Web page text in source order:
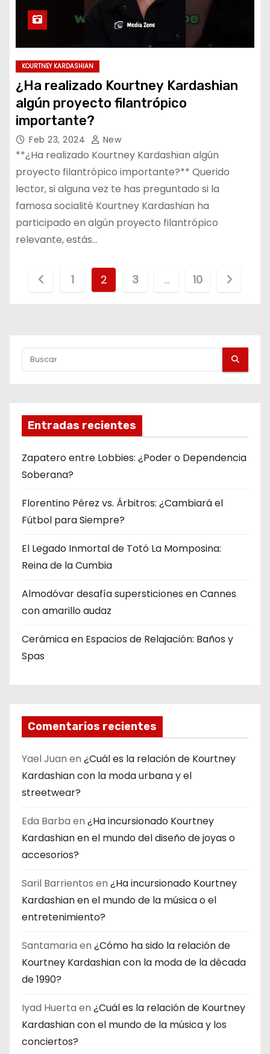
KOURTNEY KARDASHIAN
¿Ha realizado Kourtney Kardashian
algún proyecto filantrópico
importante?
Feb 23, 2024 New
**¿Ha realizado Kourtney Kardashian algún
proyecto filantrópico importante?** Querido
lector, si alguna vez te has preguntado si la
famosa socialité Kourtney Kardashian ha
participado en algún proyecto filantrópico
relevante, estás…
c
i
ó
n
e
e
n
t
r
d
a
s
1 2 3 … 10
Entradas recientes
Zapatero entre Lobbies: ¿Poder o Dependencia
Soberana?
Florentino Pérez vs. Árbitros: ¿Cambiará el
Fútbol para Siempre?
El Legado Inmortal de Totó La Momposina:
Reina de la Cumbia
Almodóvar desafía supersticiones en Cannes
con amarillo audaz
Cerámica en Espacios de Relajación: Baños y
Spas
Comentarios recientes
Yael Juan en ¿Cuál es la relación de Kourtney
Kardashian con la moda urbana y el
streetwear?
Eda Barba en ¿Ha incursionado Kourtney
Kardashian en el mundo del diseño de joyas o
accesorios?
Saril Barrientos en ¿Ha incursionado Kourtney
Kardashian en el mundo de la música o el
entretenimiento?
Santamaria en ¿Cómo ha sido la relación de
Kourtney Kardashian con la moda de la década
de 1990?
Iyad Huerta en ¿Cuál es la relación de Kourtney
Kardashian con el mundo de la música y los
conciertos?